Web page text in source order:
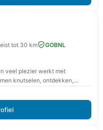
tot 30 km GOBNL
veel plezier werkt met
knutselen, ontdekken,